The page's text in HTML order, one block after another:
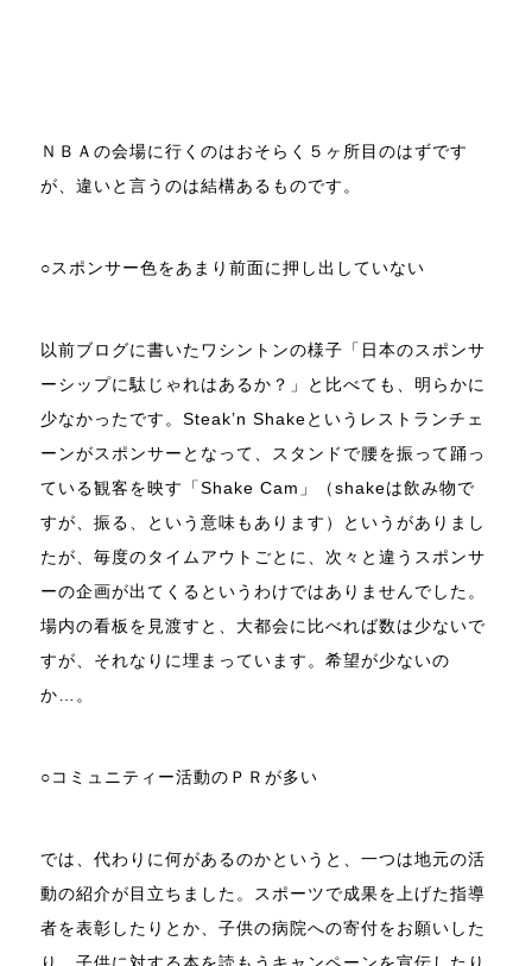
ＮＢＡの会場に行くのはおそらく５ヶ所目のはずです
が、違いと言うのは結構あるものです。
○スポンサー色をあまり前面に押し出していない
以前ブログに書いたワシントンの様子「日本のスポンサ
ーシップに駄じゃれはあるか？」と比べても、明らかに
少なかったです。Steak’n Shakeというレストランチェ
ーンがスポンサーとなって、スタンドで腰を振って踊っ
ている観客を映す「Shake Cam」（shakeは飲み物で
すが、振る、という意味もあります）というがありまし
たが、毎度のタイムアウトごとに、次々と違うスポンサ
ーの企画が出てくるというわけではありませんでした。
場内の看板を見渡すと、大都会に比べれば数は少ないで
すが、それなりに埋まっています。希望が少ないの
か…。
○コミュニティー活動のＰＲが多い
では、代わりに何があるのかというと、一つは地元の活
動の紹介が目立ちました。スポーツで成果を上げた指導
者を表彰したりとか、子供の病院への寄付をお願いした